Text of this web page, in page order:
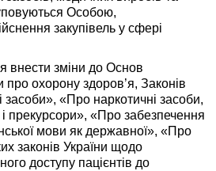
Особою,
закупівель у сфері
внести зміни до Основ
про охорону здоров’я, Законів
засоби», «Про наркотичні засоби,
прекурсори», «Про забезпечення
мови як державної», «Про
законів України щодо
доступу пацієнтів до